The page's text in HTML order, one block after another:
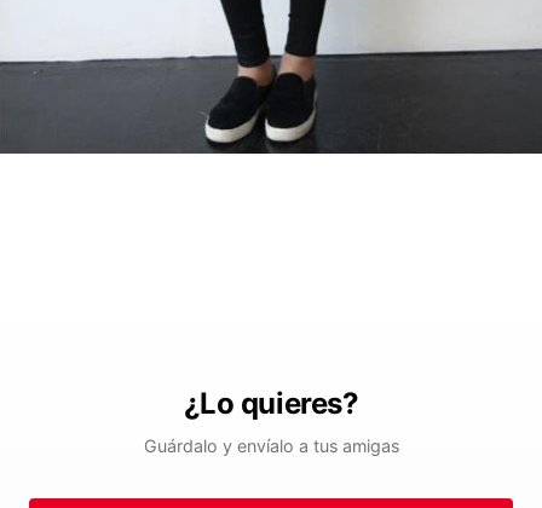
¿Lo quieres?
Guárdalo y envíalo a tus amigas